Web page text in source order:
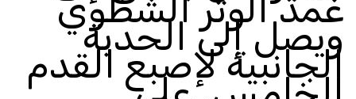
غمد الوتر الشظوي
ويصل إلى الحدبة
الجانبية لإصبع القدم